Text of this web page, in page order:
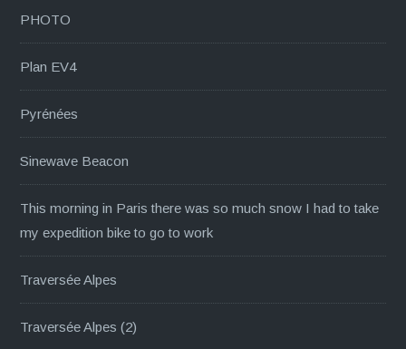
PHOTO
Plan EV4
Pyrénées
Sinewave Beacon
This morning in Paris there was so much snow I had to take
my expedition bike to go to work
Traversée Alpes
Traversée Alpes (2)